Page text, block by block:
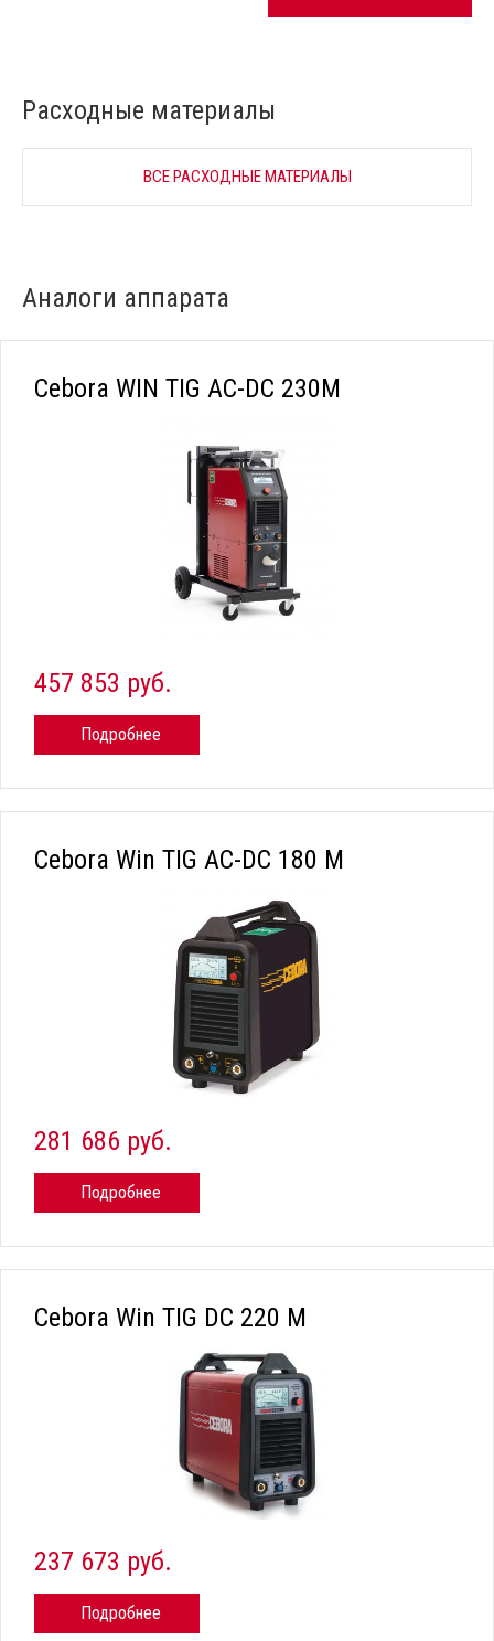
Расходные материалы
ВСЕ РАСХОДНЫЕ МАТЕРИАЛЫ
Аналоги аппарата
Cebora WIN TIG AC-DC 230M
457 853 руб.
Подробнее
Cebora Win TIG AC-DC 180 M
281 686 руб.
Подробнее
Cebora Win TIG DC 220 M
237 673 руб.
Подробнее